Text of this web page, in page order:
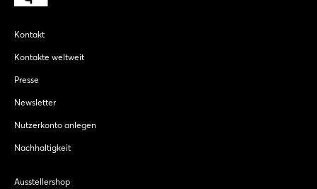
Kontakt
Kontakte weltweit
Presse
Newsletter
Nutzerkonto anlegen
Nachhaltigkeit
Ausstellershop